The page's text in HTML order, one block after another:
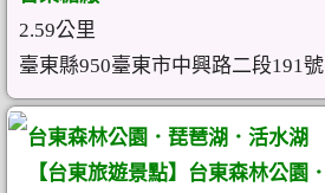
2.59公里
臺東縣950臺東市中興路二段191號
台東森林公園．琵琶湖．活水湖
【台東旅遊景點】台東森林公園